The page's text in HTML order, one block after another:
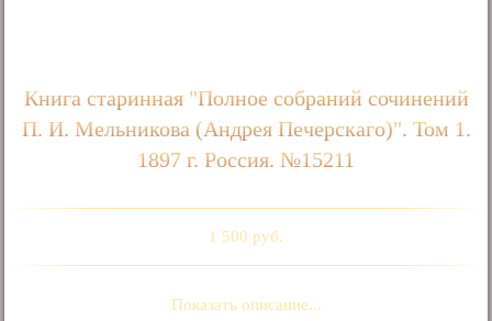
Книга старинная "Полное собраний сочинений
П. И. Мельникова (Андрея Печерскаго)". Том 1.
1897 г. Россия. №15211
1 500 руб.
Показать описание...